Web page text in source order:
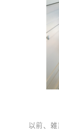
以前、